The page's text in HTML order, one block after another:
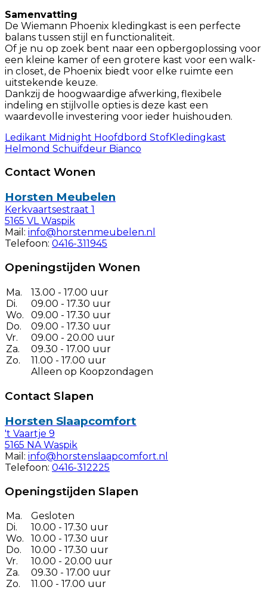
Samenvatting
De Wiemann Phoenix kledingkast is een perfecte
balans tussen stijl en functionaliteit.
Of je nu op zoek bent naar een opbergoplossing voor
een kleine kamer of een grotere kast voor een walk-
in closet, de Phoenix biedt voor elke ruimte een
uitstekende keuze.
Dankzij de hoogwaardige afwerking, flexibele
indeling en stijlvolle opties is deze kast een
waardevolle investering voor ieder huishouden.
Ledikant Midnight Hoofdbord StofKledingkast
Helmond Schuifdeur Bianco
Contact Wonen
Horsten Meubelen
Kerkvaartsestraat 1
5165 VL Waspik
Mail: info@horstenmeubelen.nl
Telefoon: 0416-311945
Openingstijden Wonen
Ma.
Di.
Wo.
Do.
Vr.
Za.
Zo.
13.00 - 17.00 uur
09.00 - 17.30 uur
09.00 - 17.30 uur
09.00 - 17.30 uur
09.00 - 20.00 uur
09.30 - 17.00 uur
11.00 - 17.00 uur
Alleen op Koopzondagen
Contact Slapen
Horsten Slaapcomfort
't Vaartje 9
5165 NA Waspik
Mail: info@horstenslaapcomfort.nl
Telefoon: 0416-312225
Openingstijden Slapen
Ma.
Di.
Wo.
Do.
Vr.
Za.
Zo.
Gesloten
10.00 - 17.30 uur
10.00 - 17.30 uur
10.00 - 17.30 uur
10.00 - 20.00 uur
09.30 - 17.00 uur
11.00 - 17.00 uur